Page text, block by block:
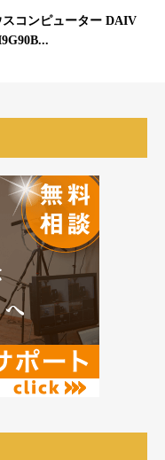
スコンピューター DAIV